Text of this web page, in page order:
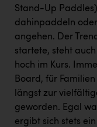
Oldtimer
Österreichischer
Orlen
PEZ
PÜSPÖK
Stand-Up
dahinpaddeln
angehen. Der
startete, steht
hoch im Kurs.
Board, für
längst zur
geworden. Egal
ergibt sich stets